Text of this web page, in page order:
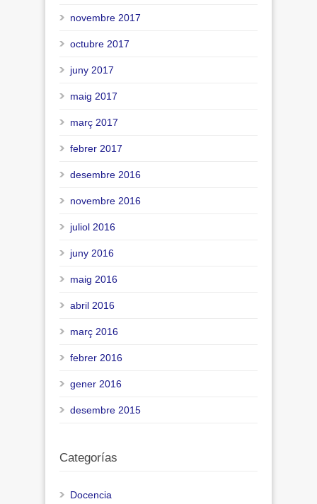
novembre 2017
octubre 2017
juny 2017
maig 2017
març 2017
febrer 2017
desembre 2016
novembre 2016
juliol 2016
juny 2016
maig 2016
abril 2016
març 2016
febrer 2016
gener 2016
desembre 2015
Categorías
Docencia